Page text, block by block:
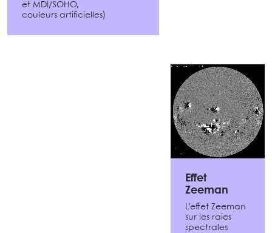
et MDI/SOHO,
couleurs artificielles)
Effet
Zeeman
L’effet Zeeman
sur les raies
spectrales